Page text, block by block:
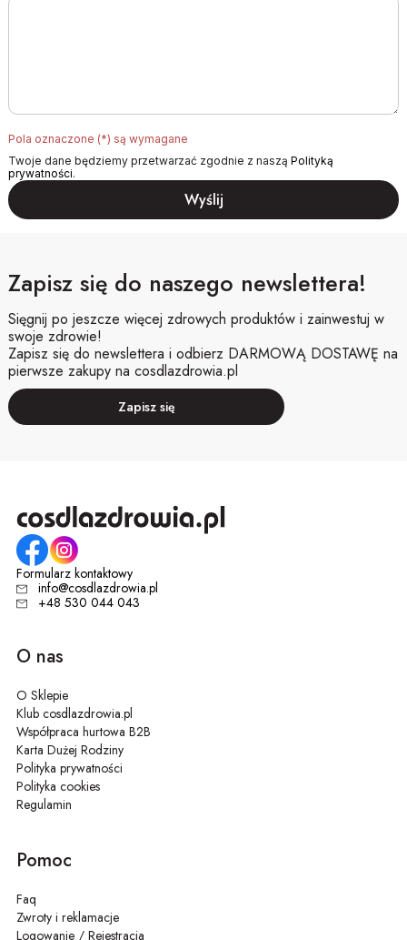
Pola oznaczone (*) są wymagane
Twoje dane będziemy przetwarzać zgodnie z naszą Polityką
prywatności.
Zapisz się do naszego newslettera!
Sięgnij po jeszcze więcej zdrowych produktów i zainwestuj w
swoje zdrowie!
Zapisz się do newslettera i odbierz DARMOWĄ DOSTAWĘ na
pierwsze zakupy na cosdlazdrowia.pl
Zapisz się
Formularz kontaktowy
info@cosdlazdrowia.pl
+48 530 044 043
O nas
O Sklepie
Klub cosdlazdrowia.pl
Współpraca hurtowa B2B
Karta Dużej Rodziny
Polityka prywatności
Polityka cookies
Regulamin
Pomoc
Faq
Zwroty i reklamacje
Logowanie / Rejestracja